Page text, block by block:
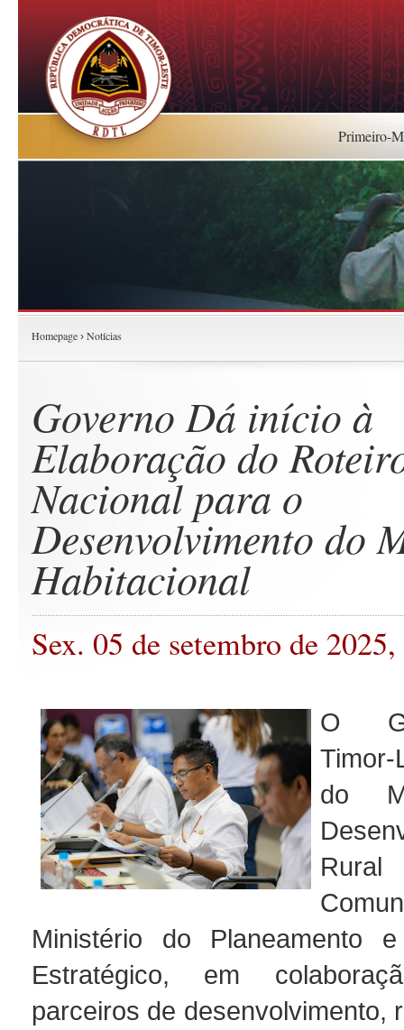
Primeiro-
Homepage › Notícias
Governo Dá início à
Elaboração do
Nacional para o
Desenvolvimento do
Habitacional
Sex. 05 de setembro de
O
Timor-
do
Rural
Ministério do Planeamento e
Estratégico, em
parceiros de desenvolvimento,